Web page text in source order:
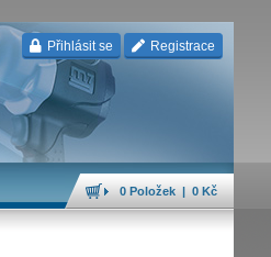
Přihlásit se Registrace
0 Položek | 0 Kč